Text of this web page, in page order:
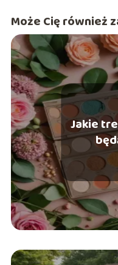
Może Cię również
Jakie